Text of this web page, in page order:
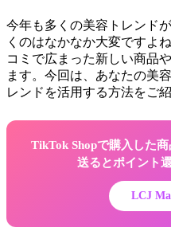
今年も多くの美容トレンド
くのはなかなか大変ですよ
コミで広まった新しい商品
ます。今回は、あなたの美
レンドを活用する方法をご紹
TikTok Shopで購入した
送るとポイント
LCJ